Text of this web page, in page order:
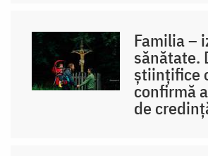
Familia –
sănătate.
științifice
confirmă
de